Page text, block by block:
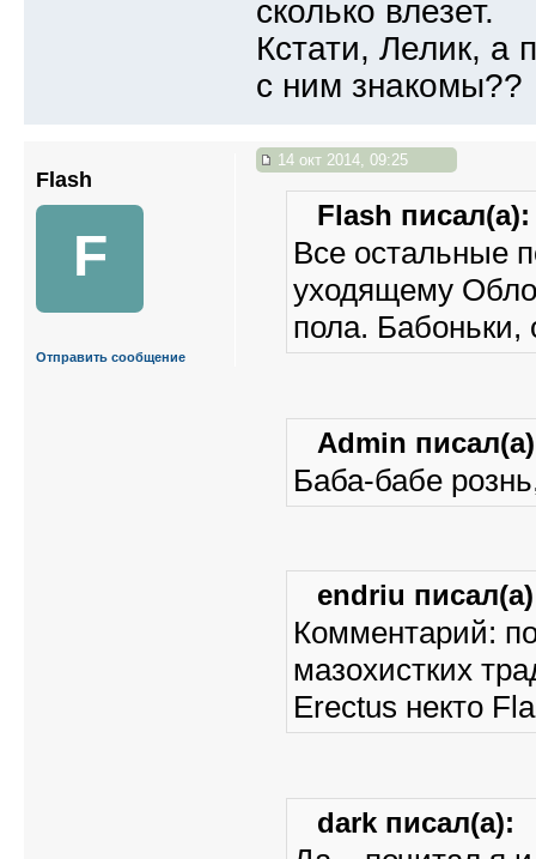
сколько влезет.
Кстати, Лелик, а
с ним знакомы??
14 окт 2014, 09:25
Flash писал(а):
Все остальные
уходящему
пола.
Admin
Баба-бабе
endriu
Комментарий:
мазохистких
Erectus некто
dark писал(а):
Flash
F
Отправить сообщение